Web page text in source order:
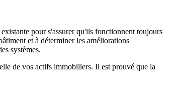
pour s'assurer qu'ils fonctionnent toujours
et à déterminer les améliorations
systèmes.
de vos actifs immobiliers. Il est prouvé que la